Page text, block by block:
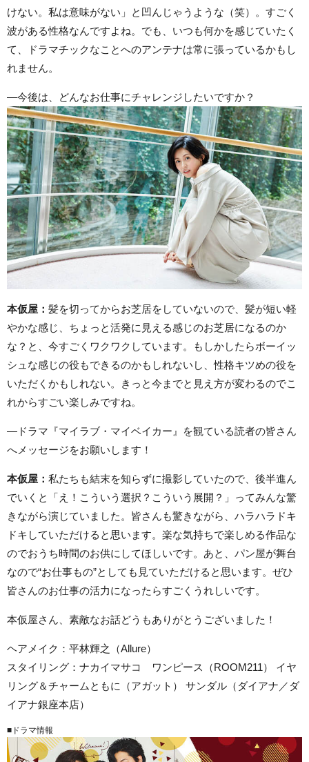
けない。私は意味がない」と凹んじゃうような（笑）。すごく
波がある性格なんですよね。でも、いつも何かを感じていたく
て、ドラマチックなことへのアンテナは常に張っているかもし
れません。
―今後は、どんなお仕事にチャレンジしたいですか？
本仮屋： 髪を切ってからお芝居をしていないので、髪が短い軽
やかな感じ、ちょっと活発に見える感じのお芝居になるのか
な？と、今すごくワクワクしています。もしかしたらボーイッ
シュな感じの役もできるのかもしれないし、性格キツめの役を
いただくかもしれない。きっと今までと見え方が変わるのでこ
れからすごい楽しみですね。
―ドラマ『マイラブ・マイベイカー』を観ている読者の皆さん
へメッセージをお願いします！
本仮屋： 私たちも結末を知らずに撮影していたので、後半進ん
でいくと「え！こういう選択？こういう展開？」ってみんな驚
きながら演じていました。皆さんも驚きながら、ハラハラドキ
ドキしていただけると思います。楽な気持ちで楽しめる作品な
のでおうち時間のお供にしてほしいです。あと、パン屋が舞台
なので“お仕事もの”としても見ていただけると思います。ぜひ
皆さんのお仕事の活力になったらすごくうれしいです。
本仮屋さん、素敵なお話どうもありがとうございました！
ヘアメイク：平林輝之（Allure）
スタイリング：ナカイマサコ ワンピース（ROOM211） イヤ
リング＆チャームともに（アガット） サンダル（ダイアナ／ダ
イアナ銀座本店）
■ドラマ情報